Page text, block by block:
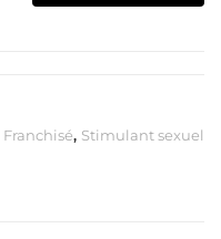
Franchisé, Stimulant sexuel